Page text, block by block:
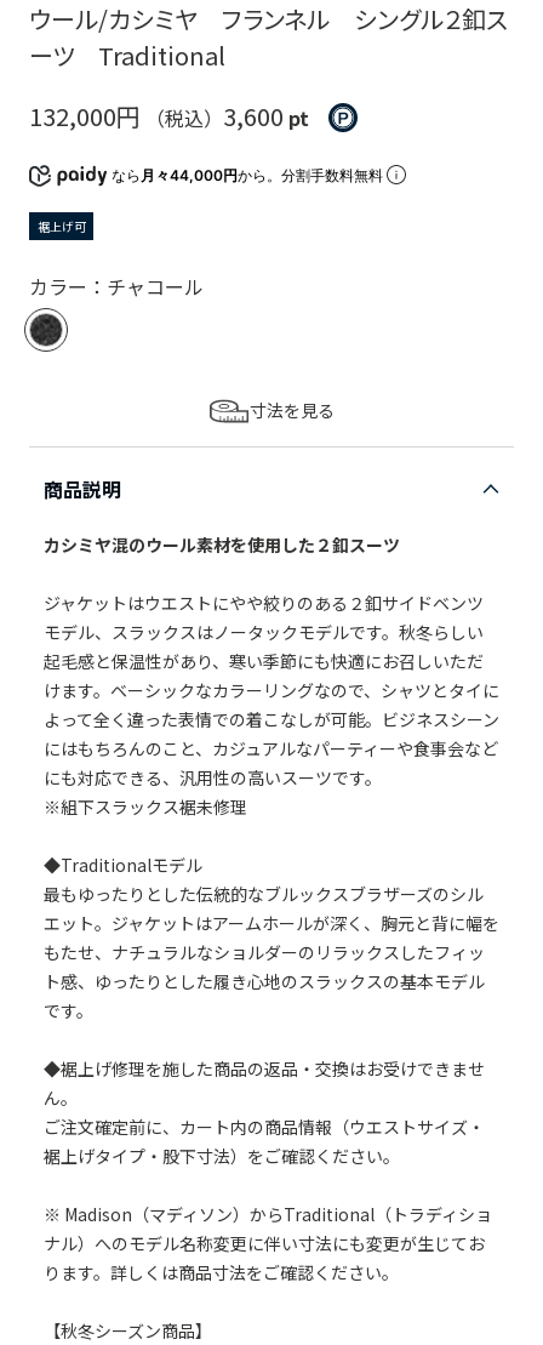
ウール/カシミヤ フランネル シングル２釦ス
ーツ Traditional
132,000円
（税込） 3,600 pt
なら 月々44,000円から。分割手数料無料
裾上げ可
カラー：チャコール
寸法を見る
商品説明
カシミヤ混のウール素材を使用した２釦スーツ
ジャケットはウエストにやや絞りのある２釦サイドベンツ
モデル、スラックスはノータックモデルです。秋冬らしい
起毛感と保温性があり、寒い季節にも快適にお召しいただ
けます。ベーシックなカラーリングなので、シャツとタイに
よって全く違った表情での着こなしが可能。ビジネスシーン
にはもちろんのこと、カジュアルなパーティーや食事会など
にも対応できる、汎用性の高いスーツです。
※組下スラックス裾未修理
◆Traditionalモデル
最もゆったりとした伝統的なブルックスブラザーズのシル
エット。ジャケットはアームホールが深く、胸元と背に幅を
もたせ、ナチュラルなショルダーのリラックスしたフィッ
ト感、ゆったりとした履き心地のスラックスの基本モデル
です。
◆裾上げ修理を施した商品の返品・交換はお受けできませ
ん。
ご注文確定前に、カート内の商品情報（ウエストサイズ・
裾上げタイプ・股下寸法）をご確認ください。
※ Madison（マディソン）からTraditional（トラディショ
ナル）へのモデル名称変更に伴い寸法にも変更が生じてお
ります。詳しくは商品寸法をご確認ください。
【秋冬シーズン商品】